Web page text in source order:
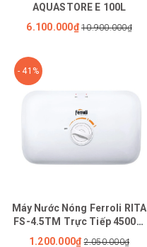
AQUASTORE E 100L
6.100.000₫ 10.900.000₫
- 41%
Máy Nước Nóng Ferroli RITA
FS-4.5TM Trực Tiếp 4500W
(Không Tay Sen)
1.200.000₫ 2.050.000₫